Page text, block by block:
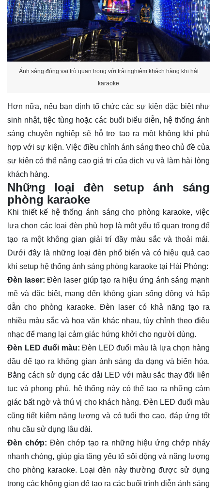
Ánh sáng đóng vai trò quan trọng với trải nghiệm khách hàng khi hát
karaoke
Hơn nữa, nếu bạn định tổ chức các sự kiện đặc biệt như
sinh nhật, tiệc tùng hoặc các buổi biểu diễn, hệ thống ánh
sáng chuyên nghiệp sẽ hỗ trợ tạo ra một không khí phù
hợp với sự kiện. Việc điều chỉnh ánh sáng theo chủ đề của
sự kiện có thể nâng cao giá trị của dịch vụ và làm hài lòng
khách hàng.
Những loại đèn setup ánh sáng
phòng karaoke
Khi thiết kế hệ thống ánh sáng cho phòng karaoke, việc
lựa chọn các loại đèn phù hợp là một yếu tố quan trọng để
tạo ra một không gian giải trí đầy màu sắc và thoải mái.
Dưới đây là những loại đèn phổ biến và có hiệu quả cao
khi setup hệ thống ánh sáng phòng karaoke tại Hải Phòng:
Đèn laser:Đèn laser giúp tạo ra hiệu ứng ánh sáng mạnh
mẽ và đặc biệt, mang đến không gian sống động và hấp
dẫn cho phòng karaoke. Đèn laser có khả năng tạo ra
nhiều màu sắc và hoa văn khác nhau, tùy chỉnh theo điệu
nhạc để mang lại cảm giác hứng khởi cho người dùng.
Đèn LED đuổi màu:Đèn LED đuổi màu là lựa chọn hàng
đầu để tạo ra không gian ánh sáng đa dạng và biến hóa.
Bằng cách sử dụng các dải LED với màu sắc thay đổi liên
tục và phong phú, hệ thống này có thể tạo ra những cảm
giác bất ngờ và thú vị cho khách hàng. Đèn LED đuổi màu
cũng tiết kiệm năng lượng và có tuổi thọ cao, đáp ứng tốt
nhu cầu sử dụng lâu dài.
Đèn chớp: Đèn chớp tạo ra những hiệu ứng chớp nháy
nhanh chóng, giúp gia tăng yếu tố sôi động và năng lượng
cho phòng karaoke. Loại đèn này thường được sử dụng
trong các không gian để tạo ra các buổi trình diễn ánh sáng